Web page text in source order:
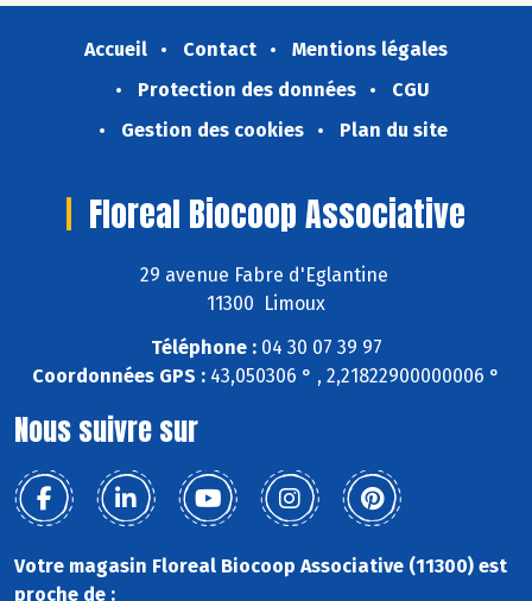
Accueil Contact
Mentions légales
Protection des données
CGU
Gestion des cookies
Plan du site
Floreal Biocoop Associative
29 avenue Fabre d'Eglantine
11300 Limoux
Téléphone :04 30 07 39 97
Coordonnées GPS : 43,050306 ° , 2,21822900000006 °
Nous suivre sur
Votre magasin Floreal Biocoop Associative (11300) est
proche de :